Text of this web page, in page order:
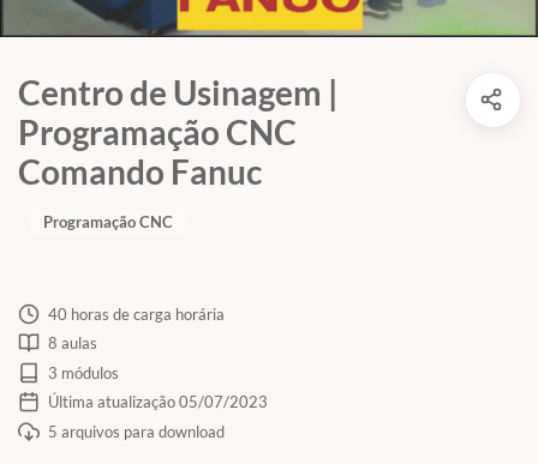
Centro de Usinagem |
Programação CNC
Comando Fanuc
Programação CNC
40 horas de carga horária
8 aulas
3 módulos
Última atualização 05/07/2023
5 arquivos para download